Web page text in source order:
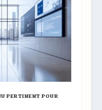
pertinent pour